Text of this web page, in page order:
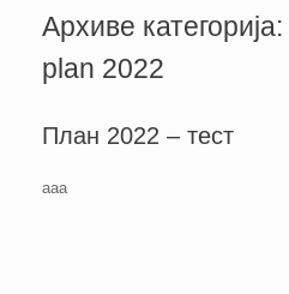
Архиве категорија:
plan 2022
План 2022 – тест
ааа